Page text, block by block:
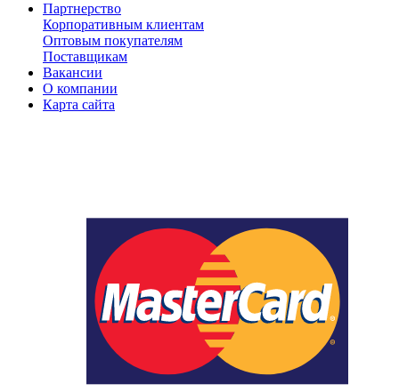
Партнерство
Корпоративным клиентам
Оптовым покупателям
Поставщикам
Вакансии
О компании
Карта сайта